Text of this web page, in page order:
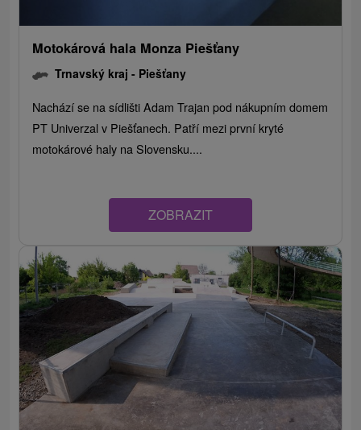
Motokárová hala Monza Piešťany
Trnavský kraj - Piešťany
Nachází se na sídlišti Adam Trajan pod nákupním domem
PT Univerzal v Piešťanech. Patří mezi první kryté
motokárové haly na Slovensku....
ZOBRAZIT